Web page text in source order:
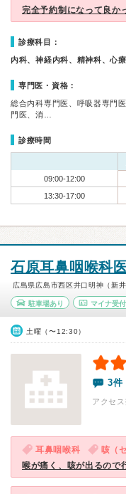
完全予約制になって良か
診療科目：
内科、神経内科、精神科、心
専門医・資格：
総合内科専門医、呼吸器専門
門医、消…
診療時間
09:00-12:00
13:30-17:00
石原耳鼻咽喉科
広島県広島市西区井口明神（新
駐車場あり マイナ受付
土曜（〜12:30）
3件
アクセ
耳鼻咽喉科 咳（
喉が痛く、咳が出るので